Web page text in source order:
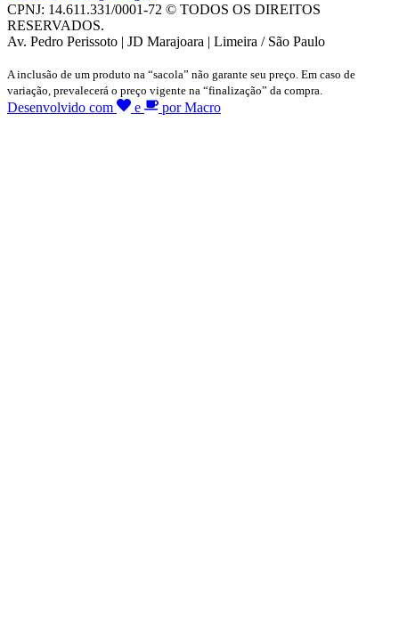
CPNJ: 14.611.331/0001-72 © TODOS OS DIREITOS
RESERVADOS.
Av. Pedro Perissoto | JD Marajoara | Limeira / São Paulo
A inclusão de um produto na “sacola” não garante seu preço. Em caso de
variação, prevalecerá o preço vigente na “finalização” da compra.
Desenvolvido com e por Macro